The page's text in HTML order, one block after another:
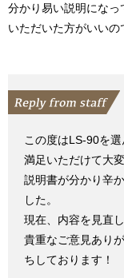
分かり易い説明にな
いただいた方がいいの
この度はLS-90を
満足いただけて大
説明書が分かり辛
した。
現在、内容を見直
貴重なご意見あり
ちしております！